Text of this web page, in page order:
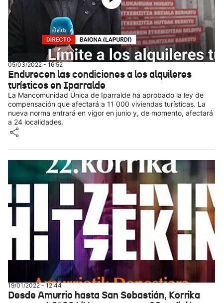
05/03/2022 - 16:52
Endurecen las condiciones a los alquileres
turísticos en Iparralde
La Mancomunidad Única de Iparralde ha aprobado la ley de
compensación que afectará a 11 000 viviendas turísticas. La
nueva norma entrará en vigor en junio y, de momento, afectará
a 24 localidades.
19/01/2022 - 12:44
Desde Amurrio hasta San Sebastián, Korrika